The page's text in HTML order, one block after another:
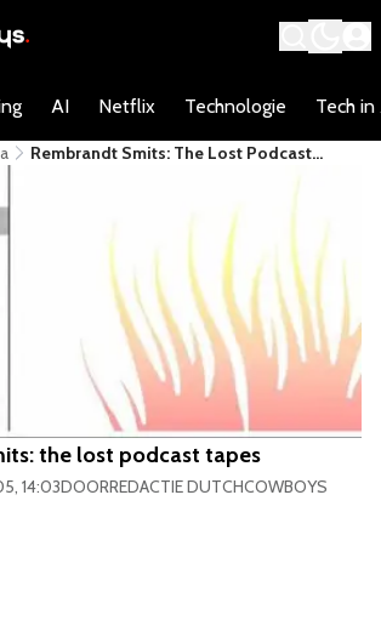
AI Netflix Technologie Tech in
Rembrandt Smits: The Lost Podcast
the lost podcast tapes
14:03DOORREDACTIE DUTCHCOWBOYS